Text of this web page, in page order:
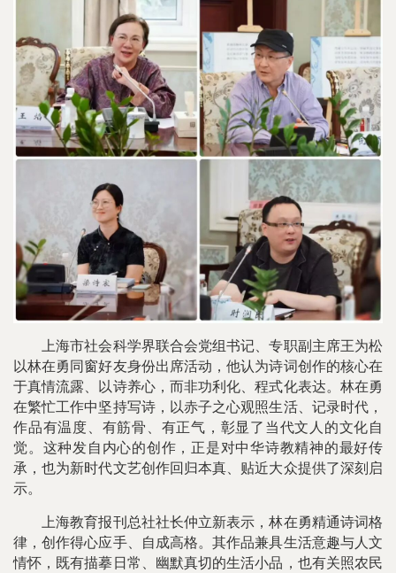
上海市社会科学界联合会党组书记、专职副主席王为松
以林在勇同窗好友身份出席活动，他认为诗词创作的核心在
于真情流露、以诗养心，而非功利化、程式化表达。林在勇
在繁忙工作中坚持写诗，以赤子之心观照生活、记录时代，
作品有温度、有筋骨、有正气，彰显了当代文人的文化自
觉。这种发自内心的创作，正是对中华诗教精神的最好传
承，也为新时代文艺创作回归本真、贴近大众提供了深刻启
示。
上海教育报刊总社社长仲立新表示，林在勇精通诗词格
律，创作得心应手、自成高格。其作品兼具生活意趣与人文
情怀，既有描摹日常、幽默真切的生活小品，也有关照农民